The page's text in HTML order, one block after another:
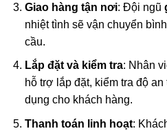
Giao hàng tận nơi: Đội ngũ
nhiệt tình sẽ vận chuyển
cầu.
Lắp đặt và kiểm tra: Nhân
hỗ trợ lắp đặt, kiểm tra độ
dụng cho khách hàng.
Thanh toán linh hoạt: